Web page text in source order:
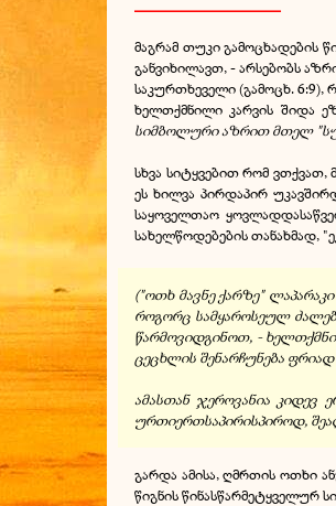
მაგრამ თუკი გამოცხადების
განვიხილავთ, - არსებობს
საკურთხეველი (გამოცხ. 6:9),
ხელთქმნილი კარვის შიდა
სიმბოლური აზრით მთელ
სხვა სიტყვებით რომ
ეს ხილვა პირდაპირ
საყოველთაო
სახელწოდებების თანახმად,
("ოთხ მავნე ქარზე"
როგორც სამყაროსეულ
წარმოვიდგინოთ, -
ცეცხლის შენარჩუნება
ამასთან ჯეროვანია კიდევ
ურთიერთსაპირისპიროდ,
გარდა ამისა, ღმრთის ოთხი
წიგნის წინასწარმეტყველურ